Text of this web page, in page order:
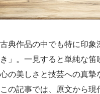
古典作品の中でも特に印象
き」。一見すると単純な
心の美しさと技芸への真摯
この記事では、原文から